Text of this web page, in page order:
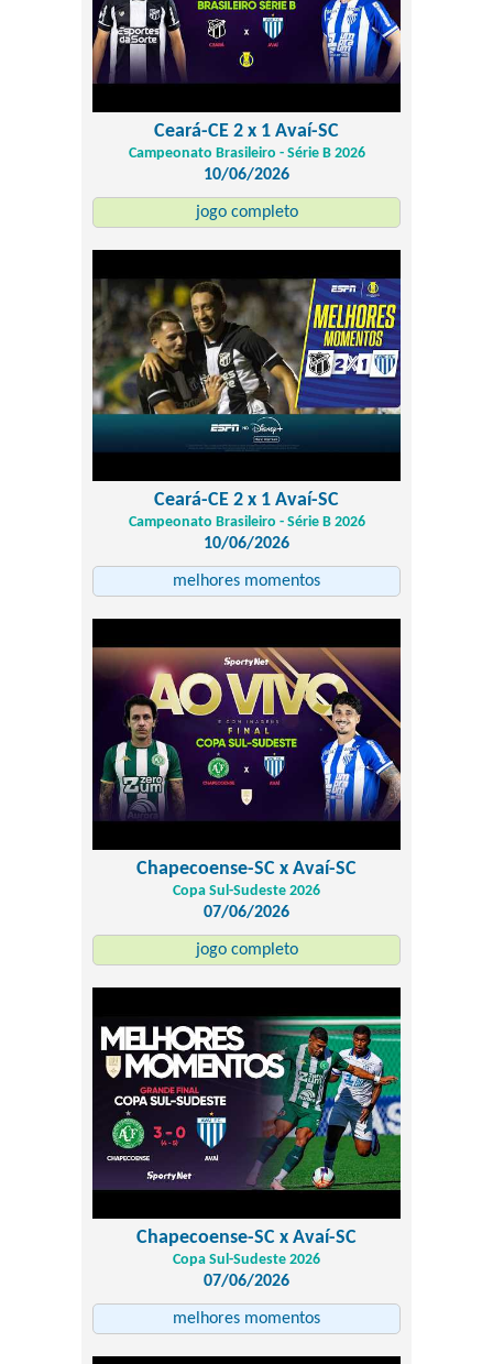
Ceará-CE 2 x 1 Avaí-SC
Campeonato Brasileiro - Série B 2026
10/06/2026
jogo completo
Ceará-CE 2 x 1 Avaí-SC
Campeonato Brasileiro - Série B 2026
10/06/2026
melhores momentos
Chapecoense-SC x Avaí-SC
Copa Sul-Sudeste 2026
07/06/2026
jogo completo
Chapecoense-SC x Avaí-SC
Copa Sul-Sudeste 2026
07/06/2026
melhores momentos